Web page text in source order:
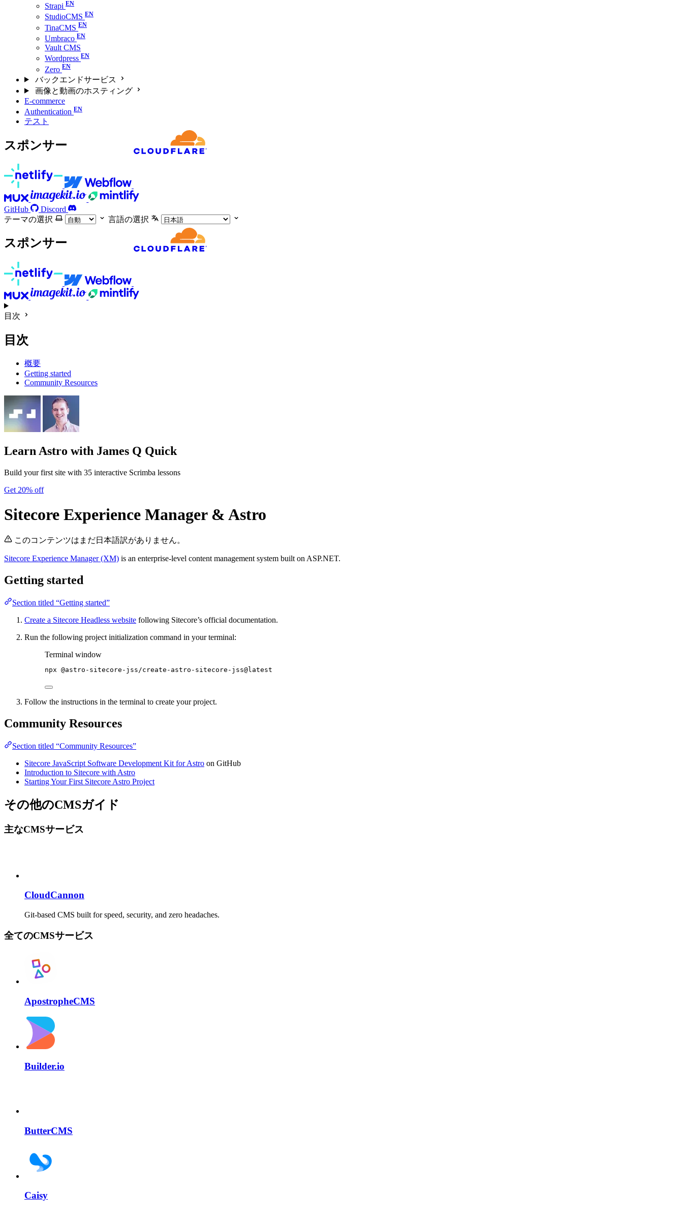
Strapi
StudioCMS
TinaCMS
Umbraco
Vault CMS
Wordpress
Zero
バックエンドサービス
画像と動画のホスティング
E-commerce
Authentication
テスト
スポンサー
GitHub
Discord
テーマの選択
言語の選択
スポンサー
目次
目次
概要
Getting started
Community Resources
Learn Astro with James Q Quick
Build your first site with 35 interactive Scrimba lessons
Get 20% off
Sitecore Experience Manager & Astro
このコンテンツはまだ日本語訳がありません。
Sitecore Experience Manager (XM) is an enterprise-level content management system built on ASP.NET.
Getting started
Section titled “Getting started”
Create a Sitecore Headless website following Sitecore’s official documentation.
Run the following project initialization command in your terminal:
Terminal window
npx @astro-sitecore-jss/create-astro-sitecore-jss@latest
Follow the instructions in the terminal to create your project.
Community Resources
Section titled “Community Resources”
Sitecore JavaScript Software Development Kit for Astro on GitHub
Introduction to Sitecore with Astro
Starting Your First Sitecore Astro Project
その他のCMSガイド
主なCMSサービス
CloudCannon
Git-based CMS built for speed, security, and zero headaches.
全てのCMSサービス
ApostropheCMS
Builder.io
ButterCMS
Caisy